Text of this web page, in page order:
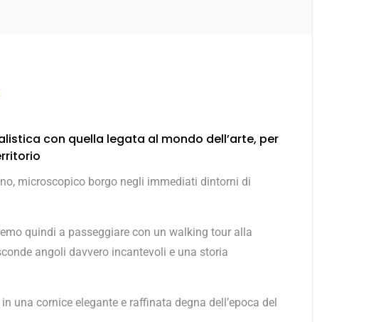
con quella legata al mondo dell’arte, per
microscopico borgo negli immediati dintorni di
quindi a passeggiare con un walking tour alla
angoli davvero incantevoli e una storia
una cornice elegante e raffinata degna dell’epoca del